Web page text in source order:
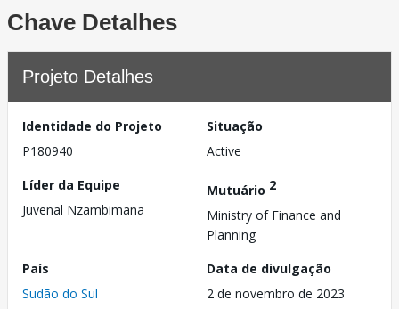
Chave Detalhes
Projeto Detalhes
Identidade do Projeto
P180940
Situação
Active
Líder da Equipe
Juvenal Nzambimana
Mutuário 2
Ministry of Finance and
Planning
País
Sudão do Sul
Data de divulgação
2 de novembro de 2023